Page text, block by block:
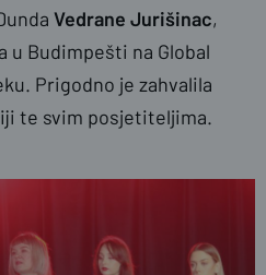
Vedrane Jurišinac,
u Budimpešti na Global
Prigodno je zahvalila
te svim posjetiteljima.